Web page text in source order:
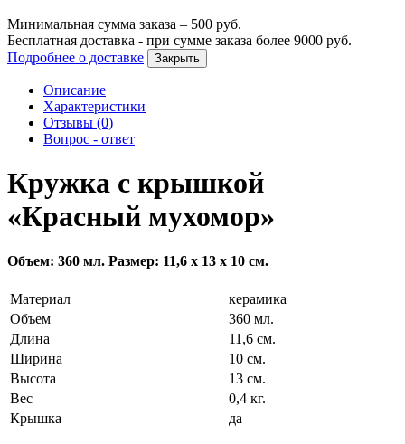
Минимальная сумма заказа – 500 руб.
Бесплатная доставка - при сумме заказа более 9000 руб.
Подробнее о доставке
Закрыть
Описание
Характеристики
Отзывы (0)
Вопрос - ответ
Кружка с крышкой
«Красный мухомор»
Объем: 360 мл. Размер: 11,6 х 13 х 10 см.
Материал
керамика
Объем
360 мл.
Длина
11,6 см.
Ширина
10 см.
Высота
13 см.
Вес
0,4 кг.
Крышка
да